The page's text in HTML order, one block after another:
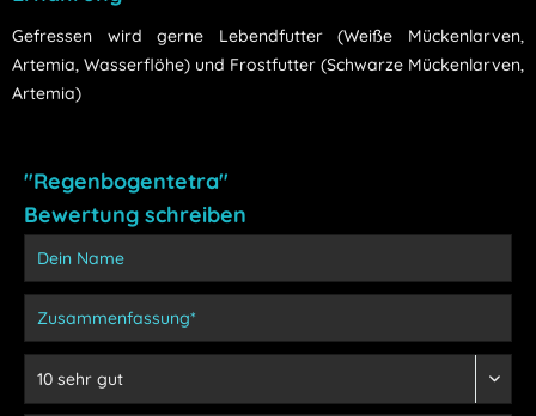
Gefressen wird gerne Lebendfutter (Weiße Mückenlarven,
Artemia, Wasserflöhe) und Frostfutter (Schwarze Mückenlarven,
Artemia)
"Regenbogentetra"
Bewertung schreiben